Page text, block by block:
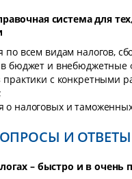
система для
по всем видам налогов,
бюджет и внебюджетные
с конкретными
налоговых и таможенных
И ОТВЕТЫ
– быстро и в очень